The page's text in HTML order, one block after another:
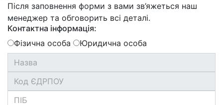
Після заповнення форми з вами зв’яжеться наш
менеджер та обговорить всі деталі.
Контактна інформація:
Фізична особа
Юридична особа